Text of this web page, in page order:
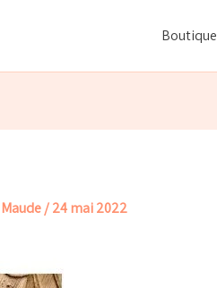
Boutique
Maude/24 mai 2022